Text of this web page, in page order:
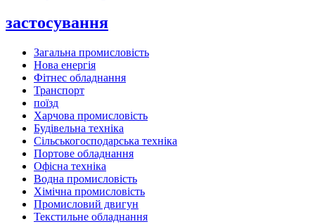
застосування
Загальна промисловість
Нова енергія
Фітнес обладнання
Транспорт
поїзд
Харчова промисловість
Будівельна техніка
Сільськогосподарська техніка
Портове обладнання
Офісна техніка
Водна промисловість
Хімічна промисловість
Промисловий двигун
Текстильне обладнання